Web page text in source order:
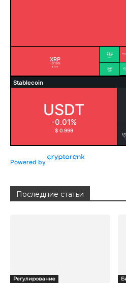
Powered by
Последние статьи
Регулирование